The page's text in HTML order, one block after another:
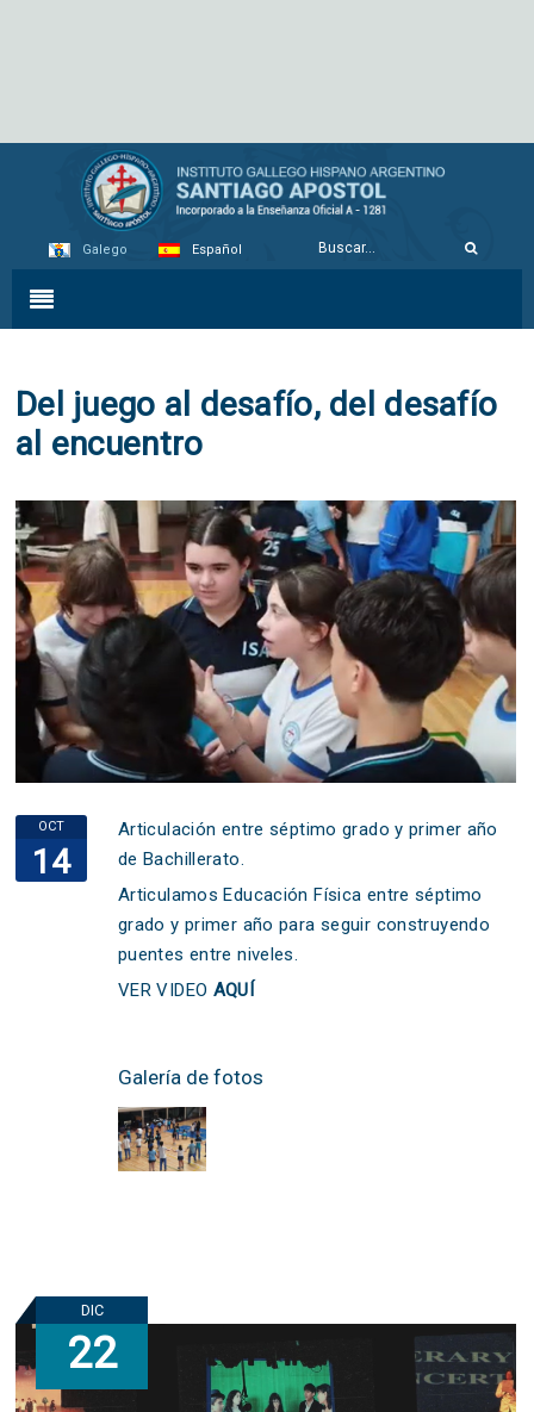
Galego Español
Del juego al desafío, del desafío
al encuentro
OCT
14
Articulación entre séptimo grado y primer año
de Bachillerato.
Articulamos Educación Física entre séptimo
grado y primer año para seguir construyendo
puentes entre niveles.
VER VIDEO AQUÍ
Galería de fotos
DIC
22